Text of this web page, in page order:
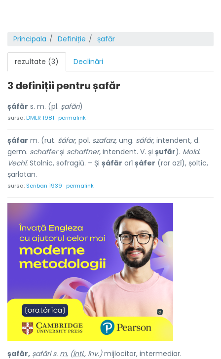
Principala Definiție șafăr
rezultate (3) Declinări
3 definiții pentrușafăr
șáfăr s. m. (pl. șafări)
sursa:DMLR 1981 permalink
șáfar m. (rut. šáfar, pol. szafarz, ung. sáfár, intendent, d.
germ. schafferși schaffner, intendent. V. și șufăr). Mold.
Vechĭ. Stolnic, sofragiŭ. – Și șáfăr orĭșáfer (rar azĭ), șoltic,
șarlatan.
sursa: Scriban 1939 permalink
șafăr, șafăris. m. (intl., înv.)mijlocitor, intermediar.